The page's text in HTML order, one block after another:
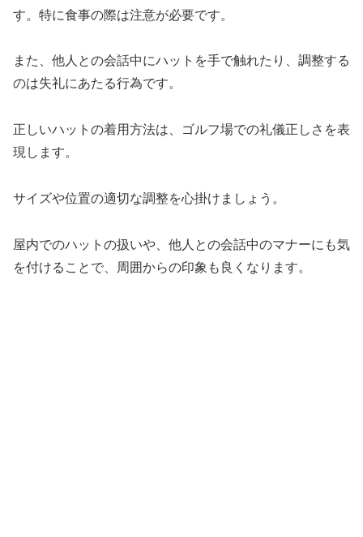
す。特に食事の際は注意が必要です。
また、他人との会話中にハットを手で触れたり、調整する
のは失礼にあたる行為です。
正しいハットの着用方法は、ゴルフ場での礼儀正しさを表
現します。
サイズや位置の適切な調整を心掛けましょう。
屋内でのハットの扱いや、他人との会話中のマナーにも気
を付けることで、周囲からの印象も良くなります。